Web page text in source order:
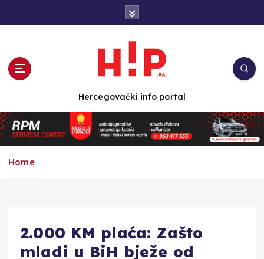
n
t
e
Hercegovački info portal
Home
2.000 KM plaća: Zašto
mladi u BiH bježe od